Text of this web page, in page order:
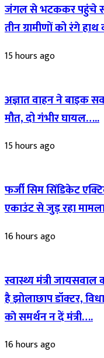
जंगल से भटककर पहुंचे
तीन ग्रामीणों को रंगे
15 hours ago
अज्ञात वाहन ने बाइक
मौत, दो गंभीर घायल…..
15 hours ago
फर्जी सिम सिंडिकेट
एकाउंट से जुड़ रहा
16 hours ago
स्वास्थ्य मंत्री
है झोलाछाप डॉक्टर,
काे समर्थन न दें मंत्री….
16 hours ago